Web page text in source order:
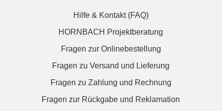
Hilfe & Kontakt (FAQ)
HORNBACH Projektberatung
Fragen zur Onlinebestellung
Fragen zu Versand und Lieferung
Fragen zu Zahlung und Rechnung
Fragen zur Rückgabe und Reklamation